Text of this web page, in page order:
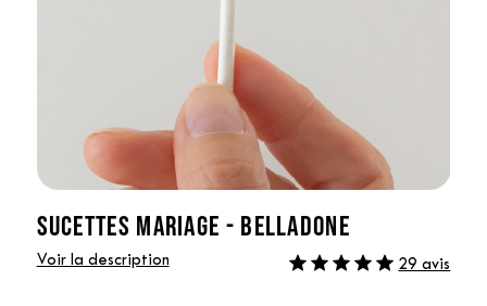
SUCETTES MARIAGE - BELLADONE
Voir la description 29 avis